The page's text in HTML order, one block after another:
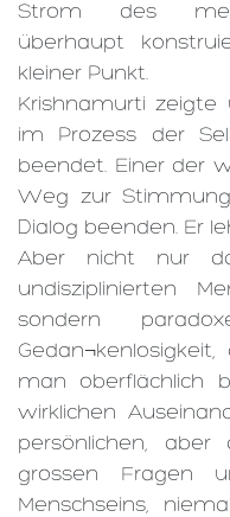
Strom des
überhaupt
kleiner Punkt.
Krishnamurti
im Prozess der
beendet. Einer der
Weg zur
Dialog beenden. Er
Aber nicht nur
undisziplinierten
sondern
man oberflächlich
wirklichen
persönlichen,
grossen Fragen
Menschseins,